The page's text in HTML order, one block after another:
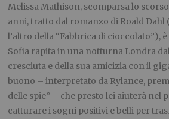
Melissa Mathison, scomparsa lo
anni, tratto dal romanzo di Roald Dahl
l’altro della “Fabbrica di cioccolato”),
Sofia rapita in una notturna Londra
cresciuta e della sua amicizia con il
buono – interpretato da Rylance,
delle spie” – che presto lei aiuterà nel
catturare i sogni positivi e belli per